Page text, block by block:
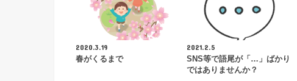
2020.3.19
春がくるまで
2021.2.5
SNS等で語尾が「…」ばかり
ではありませんか？